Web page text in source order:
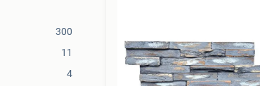
300
11
4